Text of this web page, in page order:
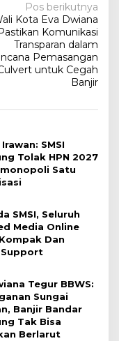
Pos berikutnya
Kota Eva Dwiana
Komunikasi
Transparan dalam
Pemasangan
untuk Cegah
Banjir
SMSI
Tolak HPN 2027
Satu
SMSI, Seluruh
Media Online
Dan
Support
Tegur BBWS:
Sungai
Banjir Bandar
Tak Bisa
Berlarut